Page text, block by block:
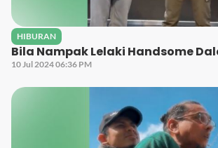
HIBURAN
Bila Nampak Lelaki Handsome
10 Jul 2024 06:36 PM